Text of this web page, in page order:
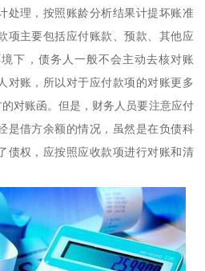
处理，按照账龄分析结果计提坏账准
项主要包括应付账款、预款、其他应
下，债务人一般不会主动去核对账
对账，所以对于应付款项的对账更多
对账函。但是，财务人员要注意应付
是借方余额的情况，虽然是在负债科
债权，应按照应收款项进行对账和清